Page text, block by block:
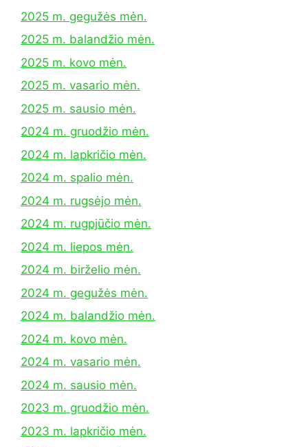
2025 m. gegužės mėn.
2025 m. balandžio mėn.
2025 m. kovo mėn.
2025 m. vasario mėn.
2025 m. sausio mėn.
2024 m. gruodžio mėn.
2024 m. lapkričio mėn.
2024 m. spalio mėn.
2024 m. rugsėjo mėn.
2024 m. rugpjūčio mėn.
2024 m. liepos mėn.
2024 m. birželio mėn.
2024 m. gegužės mėn.
2024 m. balandžio mėn.
2024 m. kovo mėn.
2024 m. vasario mėn.
2024 m. sausio mėn.
2023 m. gruodžio mėn.
2023 m. lapkričio mėn.